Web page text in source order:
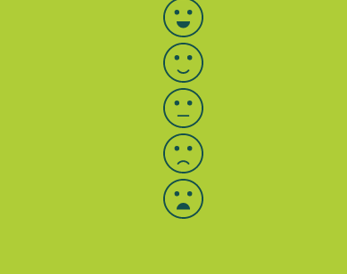
Bewertung auswählen